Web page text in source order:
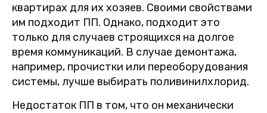
квартирах для их хозяев. Своими свойствами
им подходит ПП. Однако, подходит это
только для случаев строящихся на долгое
время коммуникаций. В случае демонтажа,
например, прочистки или переоборудования
системы, лучше выбирать поливинилхлорид.
Недостаток ПП в том, что он механически